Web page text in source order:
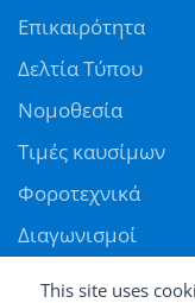
This site uses
Επικαιρότητα
Δελτία Τύπου
Νομοθεσία
Τιμές καυσίμων
Φοροτεχνικά
Διαγωνισμοί
Αγγελίες